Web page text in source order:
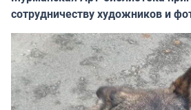
сотрудничеству художников и